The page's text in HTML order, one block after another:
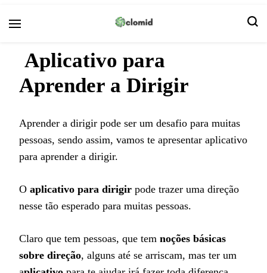
Aplicativo para
Aprender a Dirigir
Aprender a dirigir pode ser um desafio para muitas
pessoas, sendo assim, vamos te apresentar aplicativo
para aprender a dirigir.
O aplicativo para dirigir pode trazer uma direção
nesse tão esperado para muitas pessoas.
Claro que tem pessoas, que tem noções básicas
sobre direção, alguns até se arriscam, mas ter um